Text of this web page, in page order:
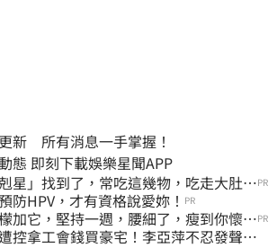
新 所有消息一手掌握！
一手掌握明星動態 即刻下載娛樂星聞APP
星」找到了，常吃這幾物，吃走大肚
PR
防HPV，才有資格說愛妳！ PR
加它，堅持一週，腰細了，瘦到你懷疑PR
控拿工會錢買豪宅！李亞萍不忍發聲：